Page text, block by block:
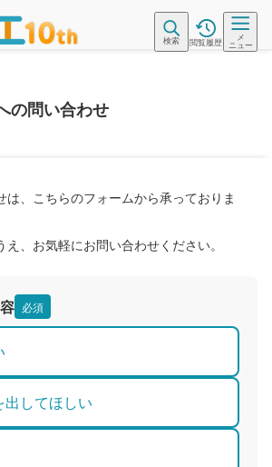
検索 閲覧履歴
メ
ニュー
の問い合わせ
は、こちらのフォームから承っておりま
、お気軽にお問い合わせください。
必須
出してほしい